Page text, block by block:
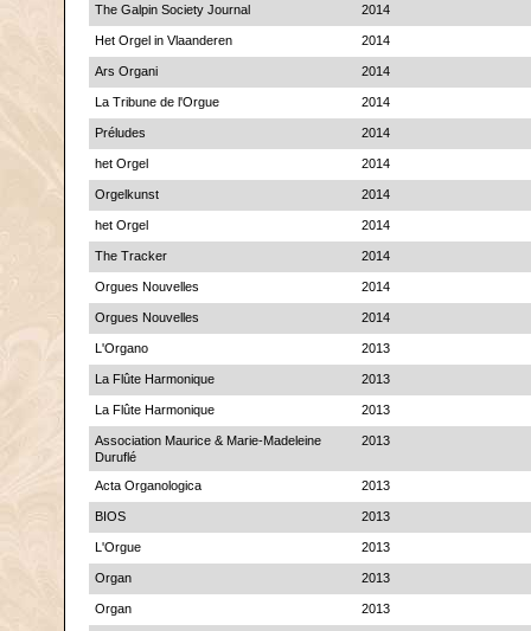
The Galpin Society Journal 2014
Het Orgel in Vlaanderen 2014
Ars Organi 2014
La Tribune de l'Orgue 2014
Préludes 2014
het Orgel 2014
Orgelkunst 2014
het Orgel 2014
The Tracker 2014
Orgues Nouvelles 2014
Orgues Nouvelles 2014
L'Organo 2013
La Flûte Harmonique 2013
La Flûte Harmonique 2013
Association Maurice & Marie-Madeleine
Duruflé
2013
Acta Organologica 2013
BIOS 2013
L'Orgue 2013
Organ 2013
Organ 2013